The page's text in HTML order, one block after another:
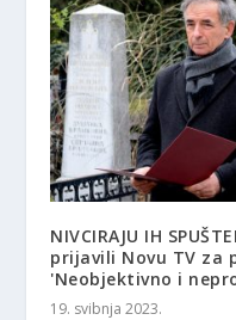
NIVCIRAJU IH
prijavili Novu TV za
'Neobjektivno i
19. svibnja 2023.